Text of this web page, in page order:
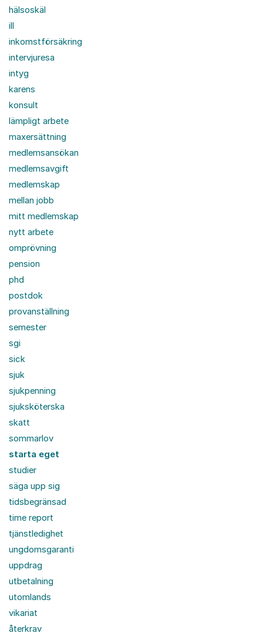
hälsoskäl
ill
inkomstförsäkring
intervjuresa
intyg
karens
konsult
lämpligt arbete
maxersättning
medlemsansökan
medlemsavgift
medlemskap
mellan jobb
mitt medlemskap
nytt arbete
omprövning
pension
phd
postdok
provanställning
semester
sgi
sick
sjuk
sjukpenning
sjuksköterska
skatt
sommarlov
starta eget
studier
säga upp sig
tidsbegränsad
time report
tjänstledighet
ungdomsgaranti
uppdrag
utbetalning
utomlands
vikariat
återkrav